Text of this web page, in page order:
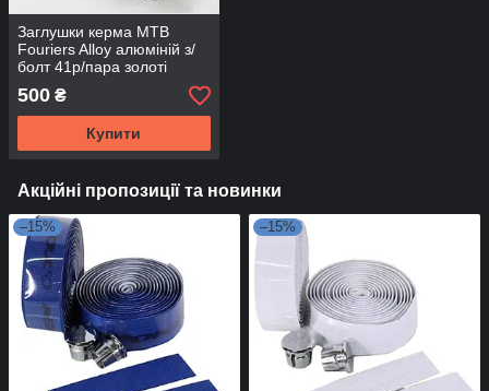
Заглушки керма MTB
Fouriers Alloy алюміній з/
болт 41р/пара золоті
500 ₴
Купити
Акційні пропозиції та новинки
–15% –15%